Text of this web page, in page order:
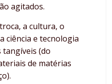
agitados.
a cultura, o
ciência e tecnologia
tangíveis (do
de matérias